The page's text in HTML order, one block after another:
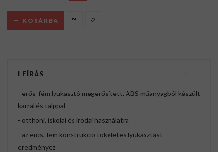
KOSÁRBA
LEÍRÁS
- erős, fém lyukasztó megerősített, ABS műanyagból készült
karral és talppal
- otthoni, iskolai és irodai használatra
- az erős, fém konstrukció tökéletes lyukasztást
eredményez